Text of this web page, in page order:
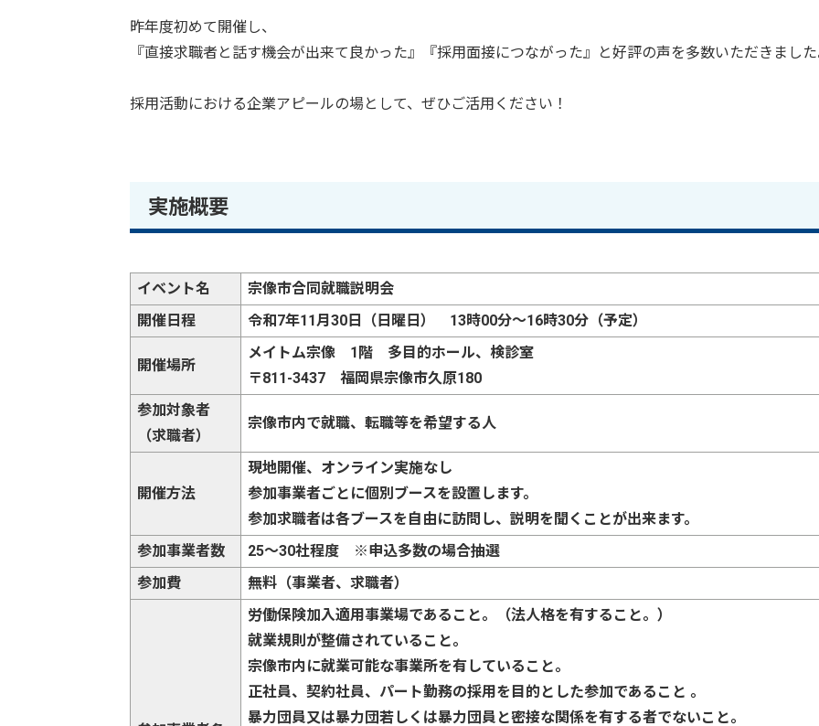
昨年度初めて開催し、
『直接求職者と話す機会が出来て良かった』『採用面接につながった』と好評の声を多数いただきまし
採用活動における企業アピールの場として、ぜひご活用ください！
実施概要
イベント名
宗像市合同就職説明会
開催日程
令和7年11月30日（日曜日） 13時00分～16時30分（予定）
開催場所
メイトム宗像 1階 多目的ホール、検診室
〒811-3437 福岡県宗像市久原180
参加対象者
（求職者）
宗像市内で就職、転職等を希望する人
開催方法
現地開催、オンライン実施なし
参加事業者ごとに個別ブースを設置します。
参加求職者は各ブースを自由に訪問し、説明を聞くことが出来ます。
参加事業者数
25～30社程度 ※申込多数の場合抽選
参加費
無料（事業者、求職者）
労働保険加入適用事業場であること。（法人格を有すること。）
就業規則が整備されていること。
宗像市内に就業可能な事業所を有していること。
正社員、契約社員、パート勤務の採用を目的とした参加であること 。
暴力団員又は暴力団若しくは暴力団員と密接な関係を有する者でないこと。